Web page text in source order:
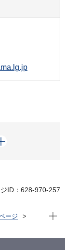
ID：628-970-257
ージ
現在